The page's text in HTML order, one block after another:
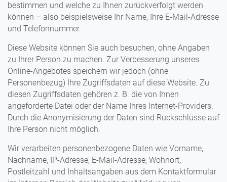
bestimmen und welche zu Ihnen zurückverfolgt werden
können – also beispielsweise Ihr Name, Ihre E-Mail-Adresse
und Telefonnummer.
Diese Website können Sie auch besuchen, ohne Angaben
zu Ihrer Person zu machen. Zur Verbesserung unseres
Online-Angebotes speichern wir jedoch (ohne
Personenbezug) Ihre Zugriffsdaten auf diese Website. Zu
diesen Zugriffsdaten gehören z. B. die von Ihnen
angeforderte Datei oder der Name Ihres Internet-Providers.
Durch die Anonymisierung der Daten sind Rückschlüsse auf
Ihre Person nicht möglich.
Wir verarbeiten personenbezogene Daten wie Vorname,
Nachname, IP-Adresse, E-Mail-Adresse, Wohnort,
Postleitzahl und Inhaltsangaben aus dem Kontaktformular